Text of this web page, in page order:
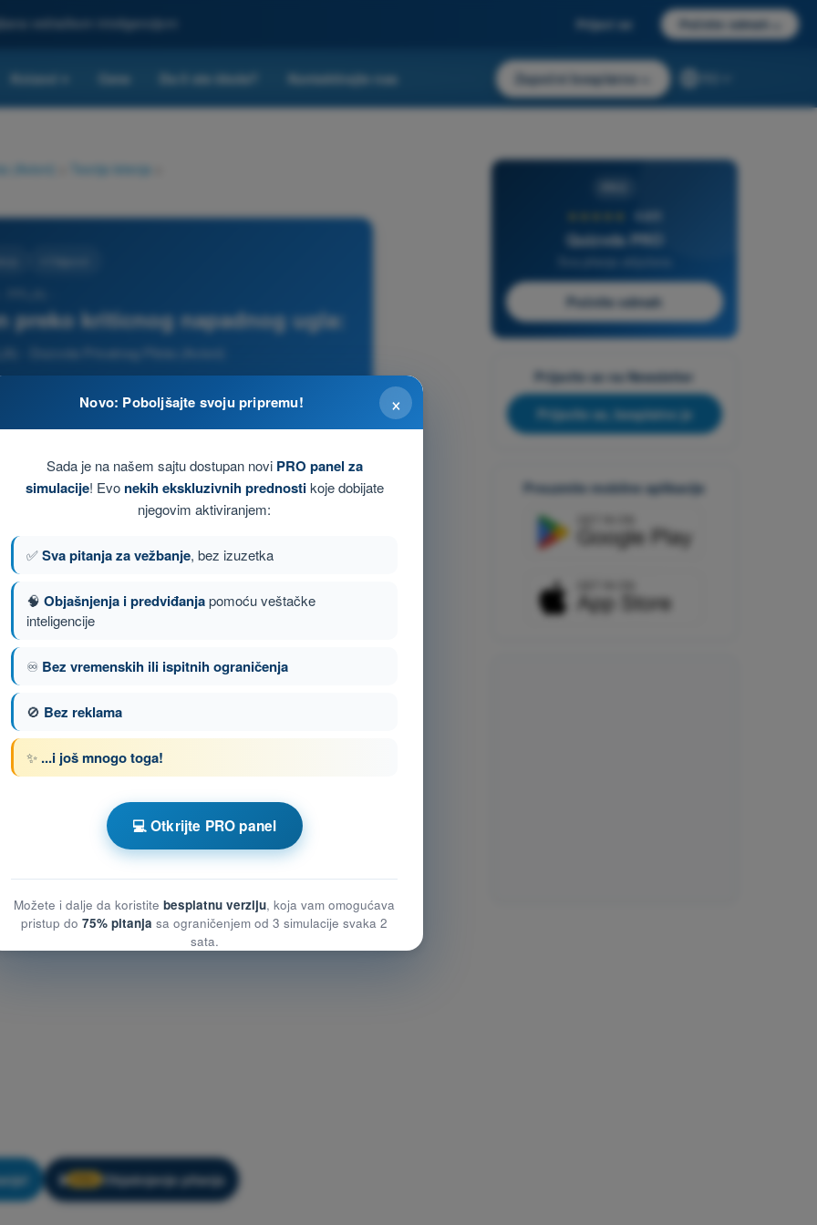
veštačkom inteligencijom Prijavi se Počnite odmah
Kvizovi Cene Da li ste škola? Kontaktirajte nas Započni besplatno
(Avioni) Teorija letenja
preko kriticnog napadnog ugla:
- Dozvola Privatnog Pilota (Avioni)
8 od 149 Sledeće pitanje
PPL(A) - Dozvola Privatnog Pilota (Avioni)
PPL(A) - Teorija letenja
🔒 Objašnjenje pitanja
4,6/5
Quizvds PRO
Počnite odmah
Prijavite se na Newsletter
Prijavite se, besplatno je
Preuzmite mobilne aplikacije
×
Novo: Poboljšajte svoju pripremu!
Sada je na našem sajtu dostupan novi PRO panel za
simulacije! Evo nekih ekskluzivnih prednostikoje dobijate
njegovim aktiviranjem:
✅Sva pitanja za vežbanje, bez izuzetka
🧠 Objašnjenja i predviđanjapomoću veštačke
inteligencije
♾️ Bez vremenskih ili ispitnih ograničenja
🚫 Bez reklama
✨ ...i još mnogo toga!
💻 Otkrijte PRO panel
Možete i dalje da koristite besplatnu verziju, koja vam omogućava
pristup do 75% pitanja sa ograničenjem od 3 simulacije svaka 2
sata.